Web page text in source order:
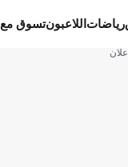
رياضات اللاعبونتسوق مع
إعلان